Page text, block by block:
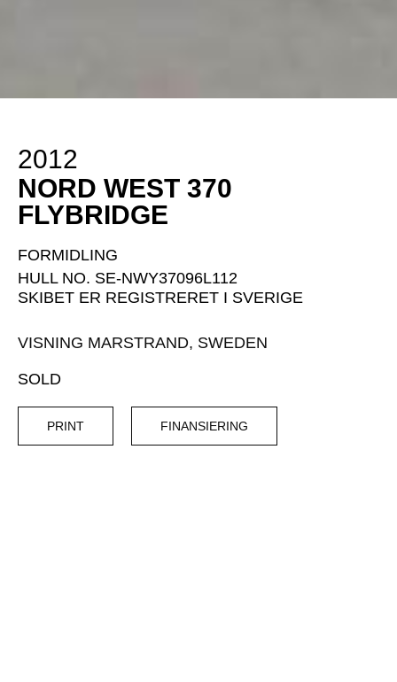
2012
NORD WEST 370
FLYBRIDGE
FORMIDLING
HULL NO. SE-NWY37096L112
SKIBET ER REGISTRERET I SVERIGE
VISNING MARSTRAND, SWEDEN
SOLD
PRINT FINANSIERING